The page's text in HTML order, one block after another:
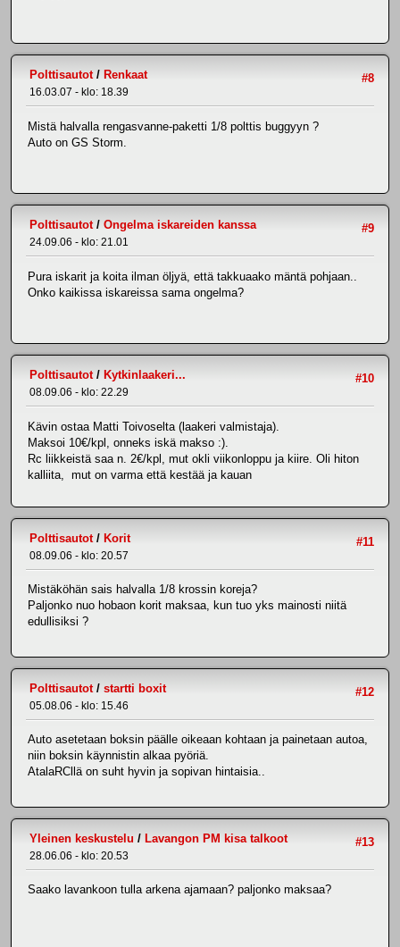
#8
Polttisautot/ Renkaat
16.03.07 - klo: 18.39
Mistä halvalla rengasvanne-paketti 1/8 polttis buggyyn ?
Auto on GS Storm.
#9
Polttisautot/ Ongelma iskareiden kanssa
24.09.06 - klo: 21.01
Pura iskarit ja koita ilman öljyä, että takkuaako mäntä pohjaan..
Onko kaikissa iskareissa sama ongelma?
#10
Polttisautot/ Kytkinlaakeri...
08.09.06 - klo: 22.29
Kävin ostaa Matti Toivoselta (laakeri valmistaja).
Maksoi 10€/kpl, onneks iskä makso :).
Rc liikkeistä saa n. 2€/kpl, mut okli viikonloppu ja kiire. Oli hiton
kalliita, mut on varma että kestää ja kauan
#11
Polttisautot/ Korit
08.09.06 - klo: 20.57
Mistäköhän sais halvalla 1/8 krossin koreja?
Paljonko nuo hobaon korit maksaa, kun tuo yks mainosti niitä
edullisiksi ?
#12
Polttisautot/ startti boxit
05.08.06 - klo: 15.46
Auto asetetaan boksin päälle oikeaan kohtaan ja painetaan autoa,
niin boksin käynnistin alkaa pyöriä.
AtalaRCllä on suht hyvin ja sopivan hintaisia..
#13
Yleinen keskustelu / Lavangon PM kisa talkoot
28.06.06 - klo: 20.53
Saako lavankoon tulla arkena ajamaan? paljonko maksaa?